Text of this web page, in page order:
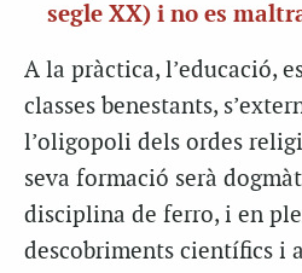
segle XX) i no es
A la pràctica, l’educació,
classes benestants,
l’oligopoli dels ordes
seva formació serà
disciplina de ferro, i en
descobriments científics i